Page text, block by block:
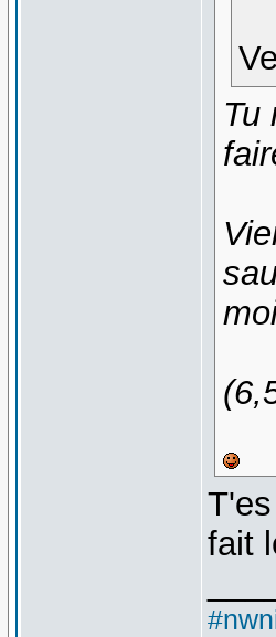
Tu
fait